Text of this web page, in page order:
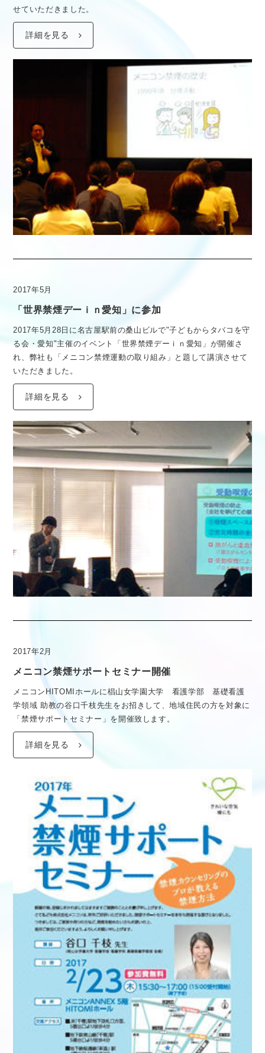
せていただきました。
詳細を見る
2017年5月
「世界禁煙デーｉｎ愛知」に参加
2017年5月28日に名古屋駅前の桑山ビルで"子どもからタバコを守
る会・愛知"主催のイベント「世界禁煙デーｉｎ愛知」が開催さ
れ、弊社も「メニコン禁煙運動の取り組み」と題して講演させて
いただきました。
詳細を見る
2017年2月
メニコン禁煙サポートセミナー開催
メニコンHITOMIホールに椙山女学園大学 看護学部 基礎看護
学領域 助教の谷口千枝先生をお招きして、地域住民の方を対象に
「禁煙サポートセミナー」を開催致します。
詳細を見る